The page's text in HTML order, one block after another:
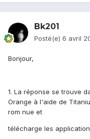
Bk201
Posté(e) 6 avril
Bonjour,
1. La réponse se trouve
Orange à l'aide de
rom nue et
télécharge les